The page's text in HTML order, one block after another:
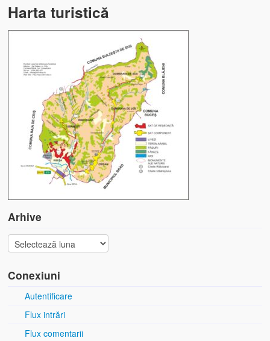
Harta turistică
Arhive
Conexiuni
Autentificare
Flux intrări
Flux comentarii